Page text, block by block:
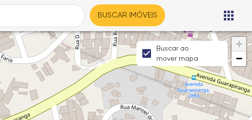
BUSCAR IMÓVEIS
+
−
Buscar ao
mover mapa